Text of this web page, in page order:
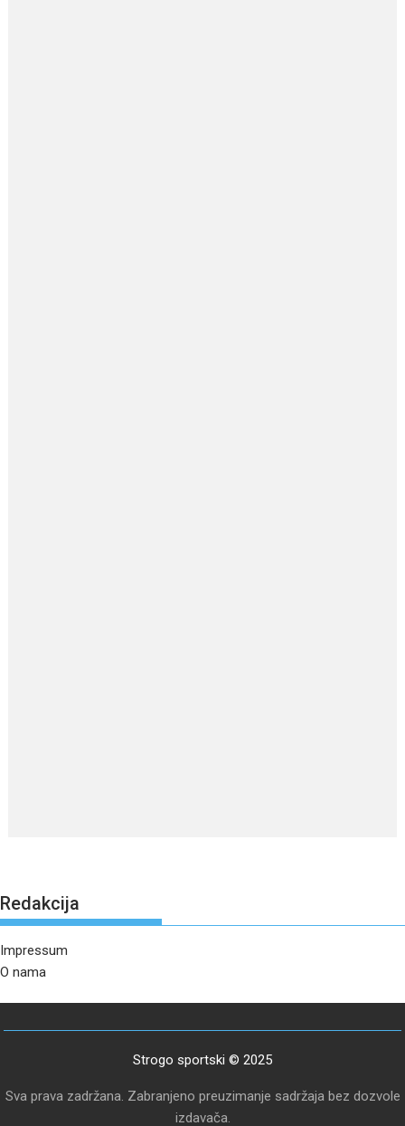
Redakcija
Impressum
O nama
Strogo sportski © 2025
Sva prava zadržana. Zabranjeno preuzimanje sadržaja bez dozvole
izdavača.